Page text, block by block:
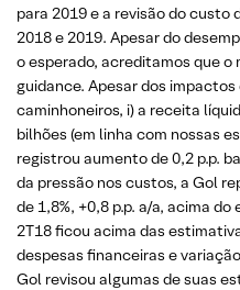
para 2019 e a revisão do custo
2018 e 2019. Apesar do
o esperado, acreditamos que o
guidance. Apesar dos
caminhoneiros, i) a receita
bilhões (em linha com nossas
registrou aumento de 0,2 p.p.
da pressão nos custos, a Gol
de 1,8%, +0,8 p.p. a/a, acima
2T18 ficou acima das
despesas financeiras e
Gol revisou algumas de suas